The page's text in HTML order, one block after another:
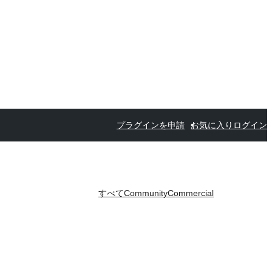
プラグインを申請 お気に入り ログイン
すべてCommunityCommercial